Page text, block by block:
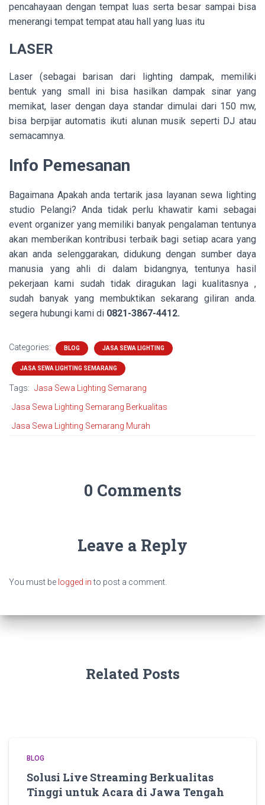
pencahayaan dengan tempat luas serta besar sampai bisa
menerangi tempat tempat atau hall yang luas itu
LASER
Laser (sebagai barisan dari lighting dampak, memiliki
bentuk yang small ini bisa hasilkan dampak sinar yang
memikat, laser dengan daya standar dimulai dari 150 mw,
bisa berpijar automatis ikuti alunan musik seperti DJ atau
semacamnya.
Info Pemesanan
Bagaimana Apakah anda tertarik jasa layanan sewa lighting
studio Pelangi? Anda tidak perlu khawatir kami sebagai
event organizer yang memiliki banyak pengalaman tentunya
akan memberikan kontribusi terbaik bagi setiap acara yang
akan anda selenggarakan, didukung dengan sumber daya
manusia yang ahli di dalam bidangnya, tentunya hasil
pekerjaan kami sudah tidak diragukan lagi kualitasnya ,
sudah banyak yang membuktikan sekarang giliran anda.
segera hubungi kami di 0821-3867-4412.
Categories: BLOG JASA SEWA LIGHTING
JASA SEWA LIGHTING SEMARANG
Tags: Jasa Sewa Lighting Semarang
Jasa Sewa Lighting Semarang Berkualitas
Jasa Sewa Lighting Semarang Murah
0 Comments
Leave a Reply
You must be logged into post a comment.
Related Posts
BLOG
Solusi Live Streaming Berkualitas
Tinggi untuk Acara di Jawa Tengah